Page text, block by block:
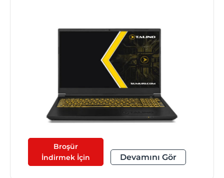
Broşür
İndirmek İçin
Devamını Gör